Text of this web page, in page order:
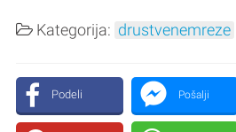
Kategorija: drustvenemreze
Podeli Pošalji